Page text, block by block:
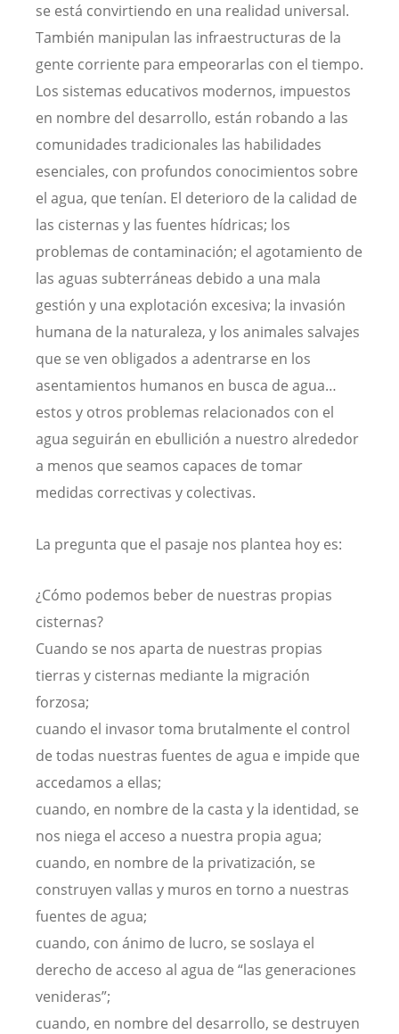
se está convirtiendo en una realidad universal.
También manipulan las infraestructuras de la
gente corriente para empeorarlas con el tiempo.
Los sistemas educativos modernos, impuestos
en nombre del desarrollo, están robando a las
comunidades tradicionales las habilidades
esenciales, con profundos conocimientos sobre
el agua, que tenían. El deterioro de la calidad de
las cisternas y las fuentes hídricas; los
problemas de contaminación; el agotamiento de
las aguas subterráneas debido a una mala
gestión y una explotación excesiva; la invasión
humana de la naturaleza, y los animales salvajes
que se ven obligados a adentrarse en los
asentamientos humanos en busca de agua…
estos y otros problemas relacionados con el
agua seguirán en ebullición a nuestro alrededor
a menos que seamos capaces de tomar
medidas correctivas y colectivas.
La pregunta que el pasaje nos plantea hoy es:
¿Cómo podemos beber de nuestras propias
cisternas?
Cuando se nos aparta de nuestras propias
tierras y cisternas mediante la migración
forzosa;
cuando el invasor toma brutalmente el control
de todas nuestras fuentes de agua e impide que
accedamos a ellas;
cuando, en nombre de la casta y la identidad, se
nos niega el acceso a nuestra propia agua;
cuando, en nombre de la privatización, se
construyen vallas y muros en torno a nuestras
fuentes de agua;
cuando, con ánimo de lucro, se soslaya el
derecho de acceso al agua de “las generaciones
venideras”;
cuando, en nombre del desarrollo, se destruyen